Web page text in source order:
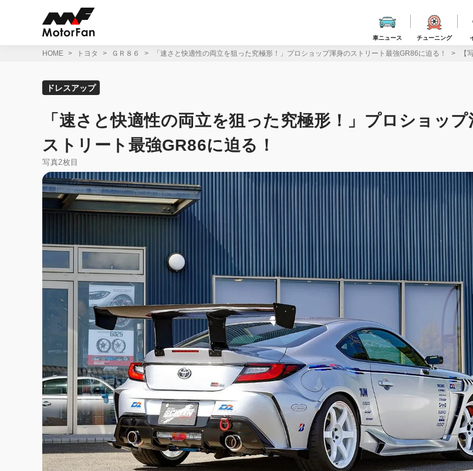
車ニュース チューニング
HOME トヨタ ＧＲ８６ 「速さと快適性の両立を狙った究極形！」プロショップ渾身のストリート最強GR86に迫る！ 【
ドレスアップ
「速さと快適性の両立を狙った究極形！」プロショップ
ストリート最強GR86に迫る！
写真2枚目